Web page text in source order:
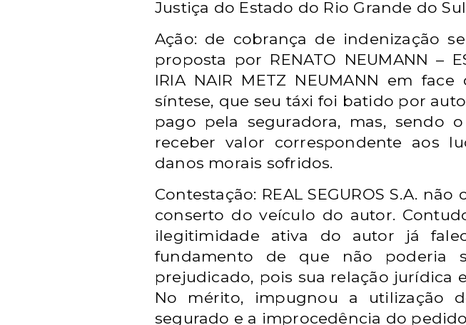
Justiça do Estado do Rio Grande do Sul
Ação: de cobrança de indenização
proposta por RENATO NEUMANN –
IRIA NAIR METZ NEUMANN em
síntese, que seu táxi foi batido por
pago pela seguradora, mas, sendo
receber valor correspondente aos
danos morais sofridos.
Contestação: REAL SEGUROS S.A.
conserto do veículo do autor.
ilegitimidade ativa do autor já
fundamento de que não poderia
prejudicado, pois sua relação jurídica
No mérito, impugnou a utilização
segurado e a improcedência do